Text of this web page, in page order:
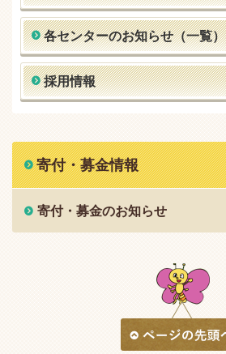
各センターのお知らせ（一覧）
採用情報
寄付・募金情報
寄付・募金のお知らせ